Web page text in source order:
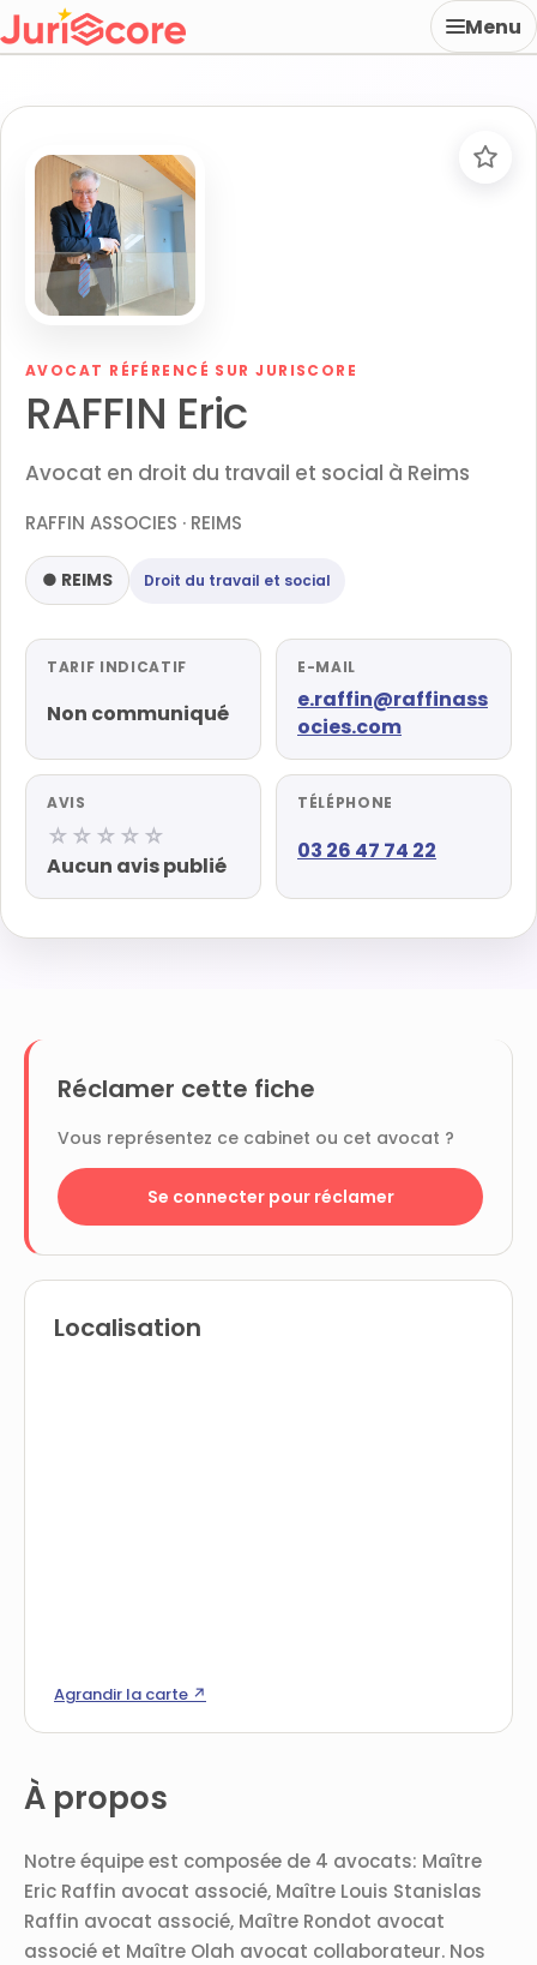
Menu
AVOCAT RÉFÉRENCÉ SUR JURISCORE
RAFFIN Eric
Avocat en droit du travail et social à Reims
RAFFIN ASSOCIES · REIMS
● REIMS Droit du travail et social
TARIF INDICATIF
Non communiqué
E-MAIL
e.raffin@raffinass
ocies.com
AVIS
☆☆☆☆☆
Aucun avis publié
TÉLÉPHONE
03 26 47 74 22
À propos
Notre équipe est composée de 4 avocats: Maître
Eric Raffin avocat associé, Maître Louis Stanislas
Raffin avocat associé, Maître Rondot avocat
associé et Maître Olah avocat collaborateur. Nos
Réclamer cette fiche
Vous représentez ce cabinet ou cet avocat ?
Se connecter pour réclamer
Localisation
Agrandir la carte ↗